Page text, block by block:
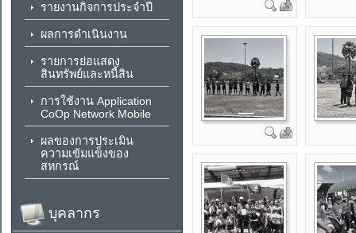
รายงานกิจการประจำปี
ผลการดำเนินงาน
รายการย่อแสดง
สินทรัพย์และหนี้สิน
การใช้งาน Application
CoOp Network Mobile
ผลของการประเมิน
ความเข้มแข็งของ
สหกรณ์
บุคลากร